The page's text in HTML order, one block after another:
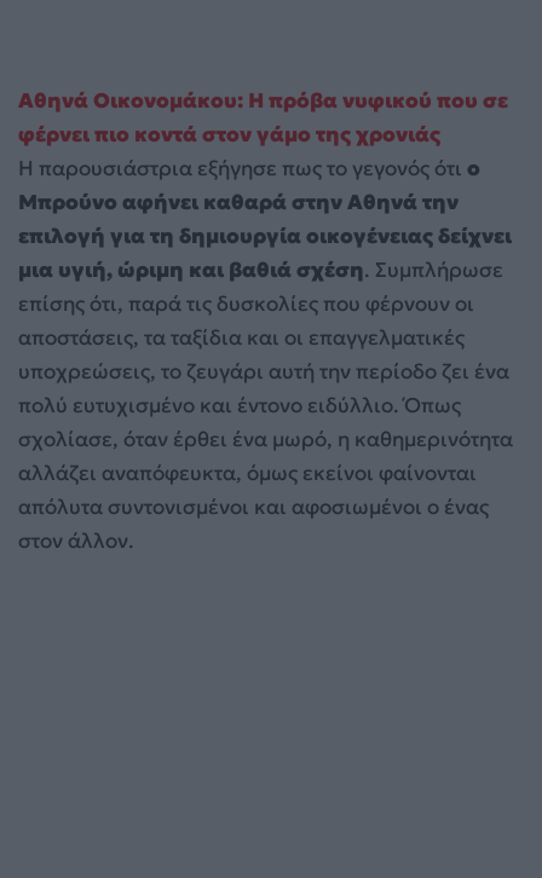
Αθηνά Οικονομάκου: Η πρόβα νυφικού που σε
φέρνει πιο κοντά στον γάμο της χρονιάς
Η παρουσιάστρια εξήγησε πως το γεγονός ότι ο
Μπρούνο αφήνει καθαρά στην Αθηνά την
επιλογή για τη δημιουργία οικογένειας δείχνει
μια υγιή, ώριμη και βαθιά σχέση. Συμπλήρωσε
επίσης ότι, παρά τις δυσκολίες που φέρνουν οι
αποστάσεις, τα ταξίδια και οι επαγγελματικές
υποχρεώσεις, το ζευγάρι αυτή την περίοδο ζει ένα
πολύ ευτυχισμένο και έντονο ειδύλλιο. Όπως
σχολίασε, όταν έρθει ένα μωρό, η καθημερινότητα
αλλάζει αναπόφευκτα, όμως εκείνοι φαίνονται
απόλυτα συντονισμένοι και αφοσιωμένοι ο ένας
στον άλλον.